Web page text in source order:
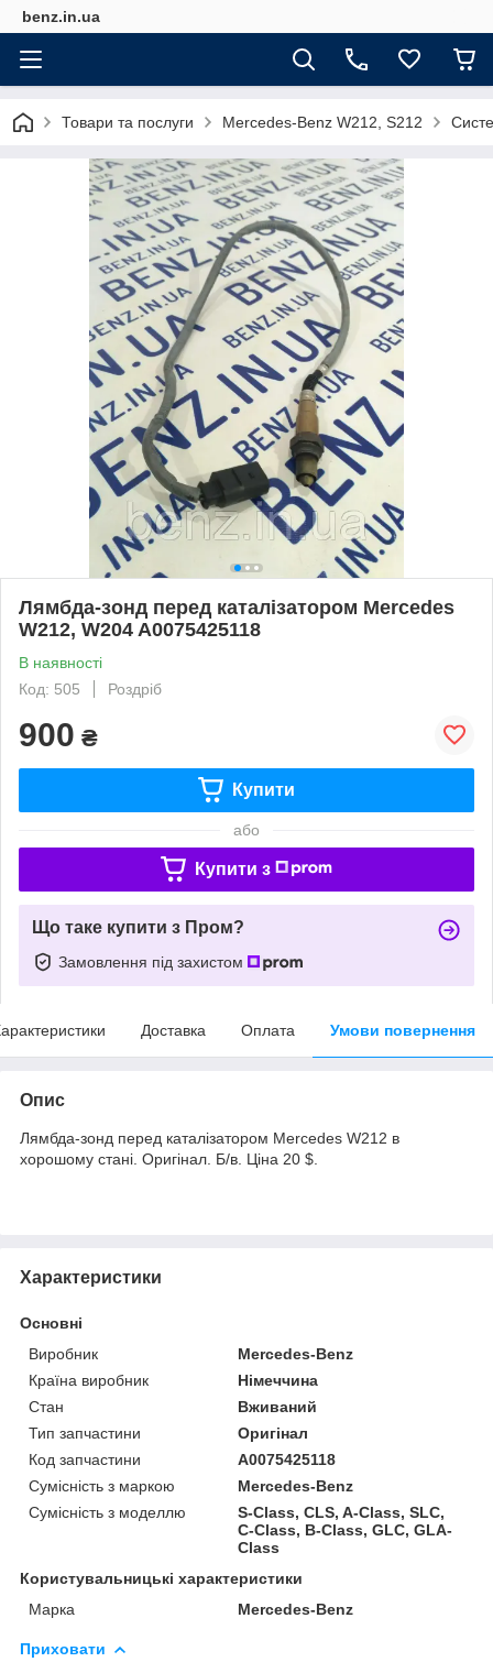
benz.in.ua
Товари та послуги Mercedes-Benz W212, S212
Лямбда-зонд перед каталізатором Mercedes
W212, W204 A0075425118
В наявності
Код: 505
Роздріб
900 ₴
Купити
або
Купити з
Що таке купити з Пром?
Замовлення під захистом
Доставка Оплата Умови повернення
Опис
Лямбда-зонд перед каталізатором Mercedes W212 в
хорошому стані. Оригінал. Б/в. Ціна 20 $.
Характеристики
Основні
Виробник
Mercedes-Benz
Країна виробник
Німеччина
Стан
Вживаний
Тип запчастини
Оригінал
Код запчастини
A0075425118
Сумісність з маркою
Mercedes-Benz
Сумісність з моделлю
S-Class, CLS, A-Class, SLC,
C-Class, B-Class, GLC, GLA-
Class
Користувальницькі характеристики
Марка
Mercedes-Benz
Приховати